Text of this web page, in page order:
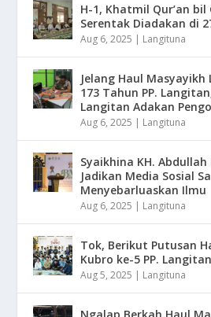
H-1, Khatmil Qur’an bil
Serentak Diadakan di
Aug 6, 2025 | Langituna
Jelang Haul
173 Tahun PP.
Langitan Adakan
Aug 6, 2025 | Langituna
Syaikhina KH. Abdullah
Jadikan Media Sosial
Menyebarluaskan Ilmu
Aug 6, 2025 | Langituna
Tok, Berikut Putusan
Kubro ke-5 PP.
Aug 5, 2025 | Langituna